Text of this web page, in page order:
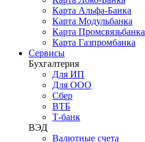
Карта Альфа-Банка
Карта Модульбанка
Карта Промсвязьбанка
Карта Газпромбанка
Сервисы
Бухгалтерия
Для ИП
Для ООО
Сбер
ВТБ
Т-банк
ВЭД
Валютные счета